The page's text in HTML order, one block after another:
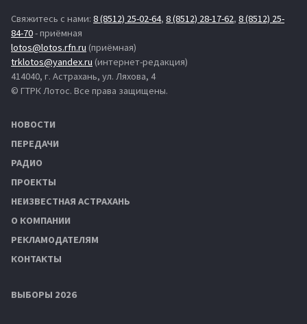
Свяжитесь с нами: 8 (8512) 25-02-64, 8 (8512) 28-17-62, 8 (8512) 25-
84-70- приёмная
lotos@lotos.rfn.ru (приёмная)
trklotos@yandex.ru (интернет-редакция)
414040, г. Астрахань, ул. Ляхова, 4
© ГТРК Лотос. Все права защищены.
НОВОСТИ
ПЕРЕДАЧИ
РАДИО
ПРОЕКТЫ
НЕИЗВЕСТНАЯ АСТРАХАНЬ
О КОМПАНИИ
РЕКЛАМОДАТЕЛЯМ
КОНТАКТЫ
ВЫБОРЫ 2026